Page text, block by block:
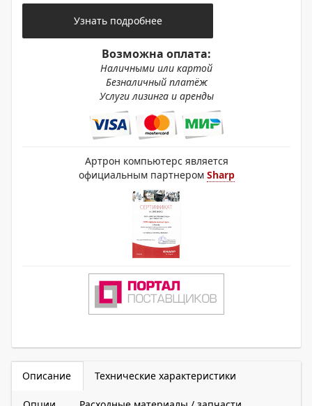
Узнать подробнее
Возможна оплата:
Наличными или картой
Безналичный платёж
Услуги лизинга и аренды
Артрон компьютерс является
официальным партнером Sharp
Описание Технические характеристики